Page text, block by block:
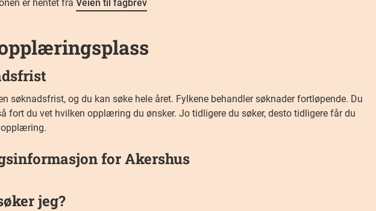
er hentet fra Veien til fagbrev
søknadsfrist, og du kan søke hele året. Fylkene behandler søknader fortløpende. Du
fort du vet hvilken opplæring du ønsker. Jo tidligere du søker, desto tidligere får du
for Akershus
jeg?